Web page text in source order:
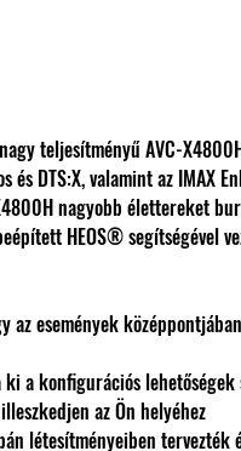
teljesítményű AVC-
DTS:X, valamint az IMAX
nagyobb élettereket
HEOS® segítségével
az események
a konfigurációs lehetőségek
az Ön helyéhez
létesítményeiben tervezték